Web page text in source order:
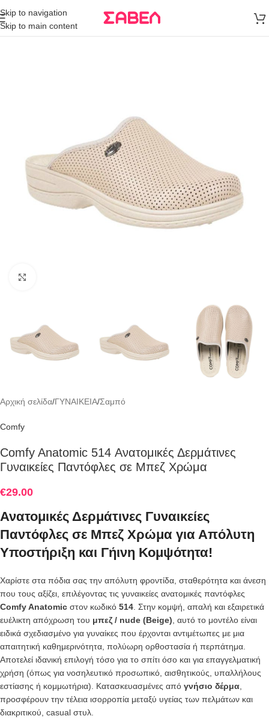
Skip to navigation
Skip to main content
άνω των 80€
Παραγγελία
Αρχική σελίδα/ΓΥΝΑΙΚΕΙΑ/Σαμπό
Comfy
Comfy Anatomic 514 Ανατομικές Δερμάτινες
Γυναικείες Παντόφλες σε Μπεζ Χρώμα
€29.00
Ανατομικές Δερμάτινες Γυναικείες
Παντόφλες σε Μπεζ Χρώμα για Απόλυτη
Υποστήριξη και Γήινη Κομψότητα!
Χαρίστε στα πόδια σας την απόλυτη φροντίδα, σταθερότητα και άνεση
που τους αξίζει, επιλέγοντας τις γυναικείες ανατομικές παντόφλες
Comfy Anatomic στον κωδικό 514. Στην κομψή, απαλή και εξαιρετικά
ευέλικτη απόχρωση του μπεζ / nude (Beige), αυτό το μοντέλο είναι
ειδικά σχεδιασμένο για γυναίκες που έρχονται αντιμέτωπες με μια
απαιτητική καθημερινότητα, πολύωρη ορθοστασία ή περπάτημα.
Αποτελεί ιδανική επιλογή τόσο για το σπίτι όσο και για επαγγελματική
χρήση (όπως για νοσηλευτικό προσωπικό, αισθητικούς, υπαλλήλους
εστίασης ή κομμωτήρια). Κατασκευασμένες από γνήσιο δέρμα,
προσφέρουν την τέλεια ισορροπία μεταξύ υγείας των πελμάτων και
διακριτικού, casual στυλ.